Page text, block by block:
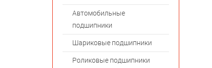
Автомобильные
подшипники
Шариковые подшипники
Роликовые подшипники